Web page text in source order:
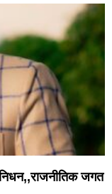
जगत